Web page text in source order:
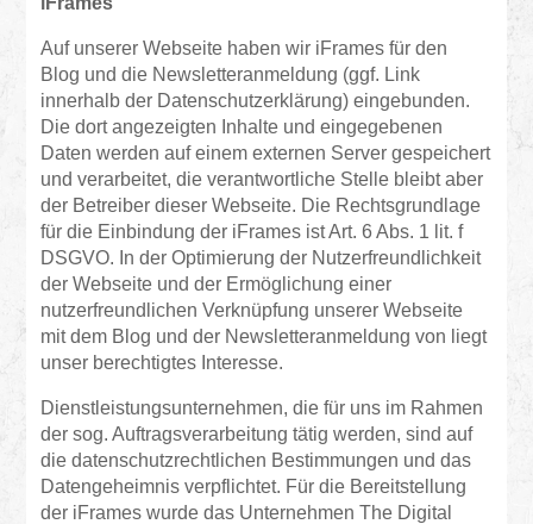
Auf unserer Webseite haben wir iFrames für den
Blog und die Newsletteranmeldung (ggf. Link
innerhalb der Datenschutzerklärung) eingebunden.
Die dort angezeigten Inhalte und eingegebenen
Daten werden auf einem externen Server gespeichert
und verarbeitet, die verantwortliche Stelle bleibt aber
der Betreiber dieser Webseite. Die Rechtsgrundlage
für die Einbindung der iFrames ist Art. 6 Abs. 1 lit. f
DSGVO. In der Optimierung der Nutzerfreundlichkeit
der Webseite und der Ermöglichung einer
nutzerfreundlichen Verknüpfung unserer Webseite
mit dem Blog und der Newsletteranmeldung von liegt
unser berechtigtes Interesse.
Dienstleistungsunternehmen, die für uns im Rahmen
der sog. Auftragsverarbeitung tätig werden, sind auf
die datenschutzrechtlichen Bestimmungen und das
Datengeheimnis verpflichtet. Für die Bereitstellung
der iFrames wurde das Unternehmen The Digital